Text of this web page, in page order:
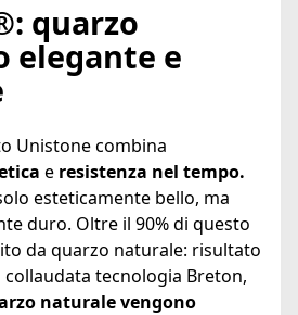
quarzo
elegante e
Unistone combina
e resistenza nel tempo.
esteticamente bello, ma
duro. Oltre il 90% di questo
da quarzo naturale: risultato
tecnologia Breton,
naturale vengono